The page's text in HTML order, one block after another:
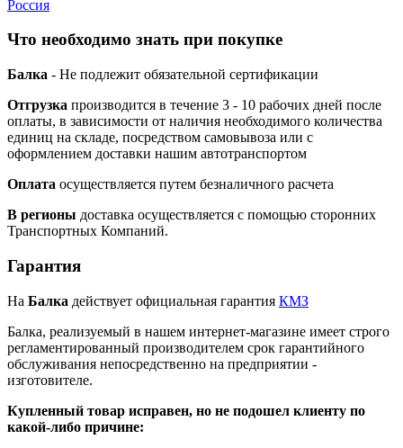
Россия
Что необходимо знать при покупке
Балка - Не подлежит обязательной сертификации
Отгрузка производится в течение 3 - 10 рабочих дней после
оплаты, в зависимости от наличия необходимого количества
единиц на складе, посредством самовывоза или с
оформлением доставки нашим автотранспортом
Оплата осуществляется путем безналичного расчета
В регионы доставка осуществляется с помощью сторонних
Транспортных Компаний.
Гарантия
На Балка действует официальная гарантия КМЗ
Балка, реализуемый в нашем интернет-магазине имеет строго
регламентированный производителем срок гарантийного
обслуживания непосредственно на предприятии -
изготовителе.
Купленный товар исправен, но не подошел клиенту по
какой-либо причине: